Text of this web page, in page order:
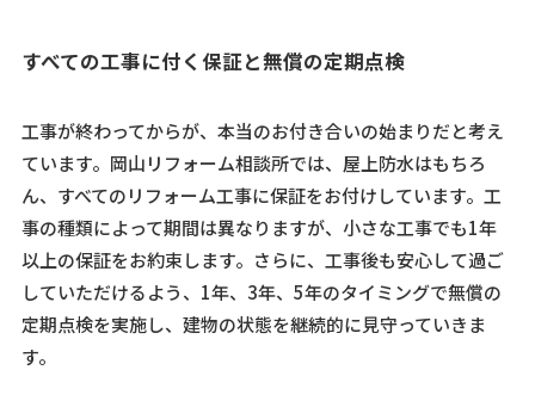
すべての工事に付く保証と無償の定期点検
工事が終わってからが、本当のお付き合いの始まりだと考え
ています。岡山リフォーム相談所では、屋上防水はもちろ
ん、すべてのリフォーム工事に保証をお付けしています。工
事の種類によって期間は異なりますが、小さな工事でも1年
以上の保証をお約束します。さらに、工事後も安心して過ご
していただけるよう、1年、3年、5年のタイミングで無償の
定期点検を実施し、建物の状態を継続的に見守っていきま
す。